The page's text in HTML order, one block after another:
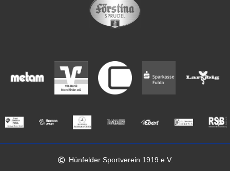
Hünfelder Sportverein 1919 e.V.